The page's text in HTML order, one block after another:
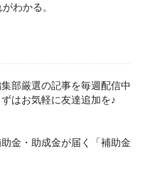
わかる。
部厳選の記事を毎週配信中
ずはお気軽に友達追加を♪
金・助成金が届く「補助金